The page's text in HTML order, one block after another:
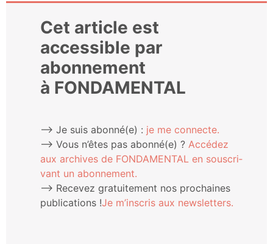
Cet article est
accessible par
abonnement
à FONDAMENTAL
⟶ Je suis abonné(e) : je me connecte.
⟶ Vous n’êtes pas abonné(e) ? Accé­dez
aux archives de FONDAMENTAL en sous­cri­
vant un abonnement.
⟶ Rece­vez gra­tui­te­ment nos pro­chaines
publi­ca­tions !Je m’ins­cris aux newsletters.